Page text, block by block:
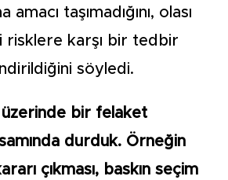
taşımadığını, olası
risklere karşı bir tedbir
söyledi.
üzerinde bir felaket
durduk. Örneğin
çıkması, baskın seçim